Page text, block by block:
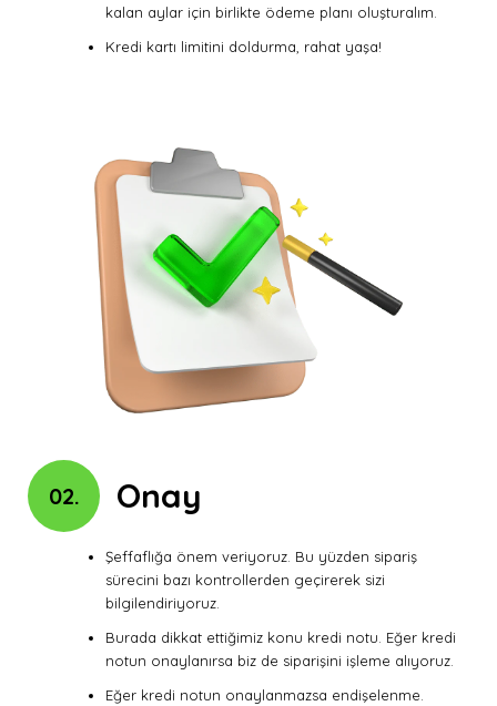
kalan aylar için birlikte ödeme planı oluşturalım.
Kredi kartı limitini doldurma, rahat yaşa!
02. Onay
Şeffaflığa önem veriyoruz. Bu yüzden sipariş
sürecini bazı kontrollerden geçirerek sizi
bilgilendiriyoruz.
Burada dikkat ettiğimiz konu kredi notu. Eğer kredi
notun onaylanırsa biz de siparişini işleme alıyoruz.
Eğer kredi notun onaylanmazsa endişelenme.